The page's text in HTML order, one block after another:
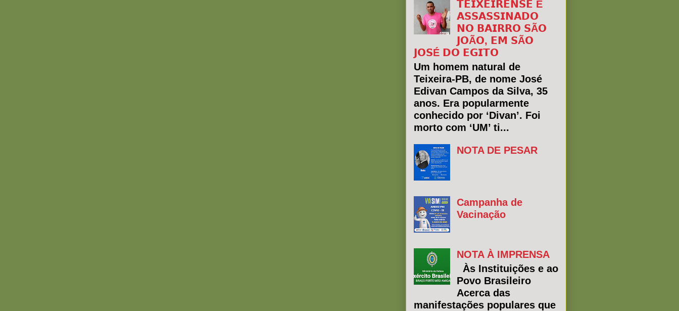
𝗧𝗘𝗜𝗫𝗘𝗜𝗥𝗘𝗡𝗦𝗘 É
𝗔𝗦𝗦𝗔𝗦𝗦𝗜𝗡𝗔𝗗𝗢
𝗡𝗢 𝗕𝗔𝗜𝗥𝗥𝗢 𝗦Ã𝗢
𝗝𝗢Ã𝗢, 𝗘𝗠 𝗦Ã𝗢
𝗝𝗢𝗦É 𝗗𝗢 𝗘𝗚𝗜𝗧𝗢
Um homem natural de
Teixeira-PB, de nome José
Edivan Campos da Silva, 35
anos. Era popularmente
conhecido por ‘Divan’. Foi
morto com ‘UM’ ti...
NOTA DE PESAR
Campanha de
Vacinação
NOTA À IMPRENSA
Às Instituições e ao
Povo Brasileiro
Acerca das
manifestações populares que